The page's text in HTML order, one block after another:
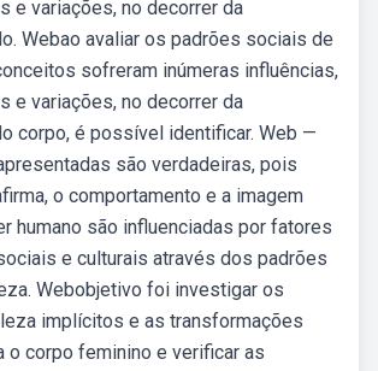
e variações, no decorrer da
Webao avaliar os padrões sociais de
sofreram inúmeras influências,
e variações, no decorrer da
corpo, é possível identificar. Web —
são verdadeiras, pois
o comportamento e a imagem
humano são influenciadas por fatores
e culturais através dos padrões
Webobjetivo foi investigar os
implícitos e as transformações
o corpo feminino e verificar as